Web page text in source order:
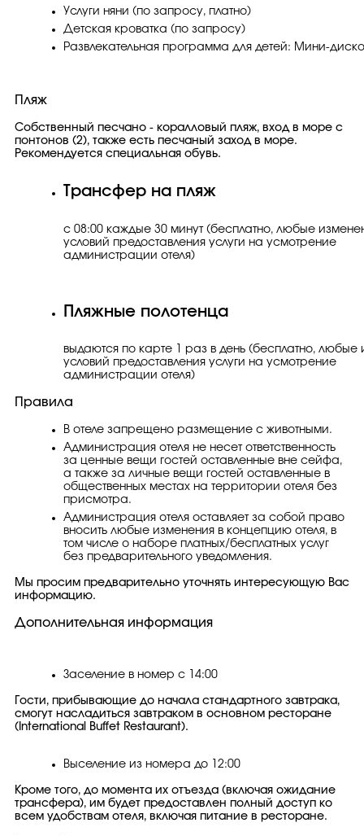
Услуги няни (по запросу, платно)
Детская кроватка (по запросу)
Развлекательная программа для детей: ​Мини-диско
Пляж
Собственный песчано - коралловый пляж, вход в море с
понтонов (2), также есть песчаный заход в море.
Рекомендуется специальная обувь.
Трансфер на пляж
с 08:00 каждые 30 минут ​(бесплатно, любые
условий предоставления услуги на усмотрение
администрации отеля)​
Пляжные полотенца
​выдаются по карте 1 раз в день ​(бесплатно, любые
условий предоставления услуги на усмотрение
администрации отеля)​
Правила
В отеле запрещено размещение с животными.
Администрация отеля не несет ответственность
за ценные вещи гостей оставленные вне сейфа,
а также за личные вещи гостей оставленные в
общественных местах на территории отеля без
присмотра.
Администрация отеля оставляет за собой право
вносить любые изменения в концепцию отеля, в
том числе о наборе платных/бесплатных услуг
без предварительного уведомления.
Мы просим предварительно уточнять интересующую Вас
информацию.
Дополнительная информация
Заселение в номер с 14:00
Гости, прибывающие до начала стандартного завтрака,
смогут насладиться завтраком в основном ресторане
(International Buffet Restaurant).
Выселение из номера до 12:00
Кроме того, до момента их отъезда (включая ожидание
трансфера), им будет предоставлен полный доступ ко
всем удобствам отеля, включая питание в ресторане.